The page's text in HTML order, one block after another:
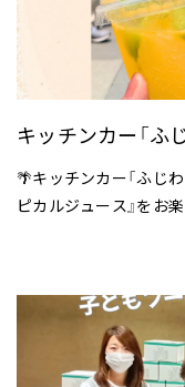
キッチンカー「ふ
🌴キッチンカー「ふじ
ピカルジュース』をお